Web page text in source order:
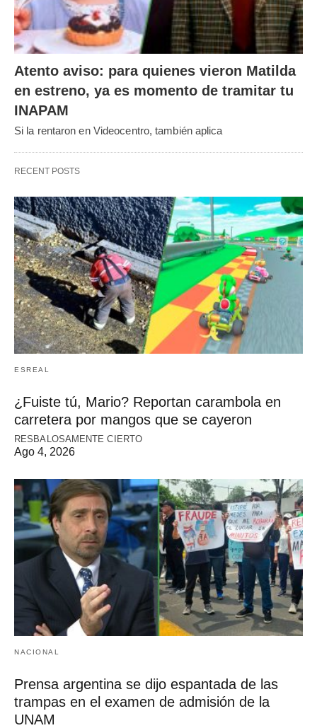
Atento aviso: para quienes vieron Matilda
en estreno, ya es momento de tramitar tu
INAPAM
Si la rentaron en Videocentro, también aplica
RECENT POSTS
ESREAL
¿Fuiste tú, Mario? Reportan carambola en
carretera por mangos que se cayeron
RESBALOSAMENTE CIERTO
Ago 4, 2026
NACIONAL
Prensa argentina se dijo espantada de las
trampas en el examen de admisión de la
UNAM